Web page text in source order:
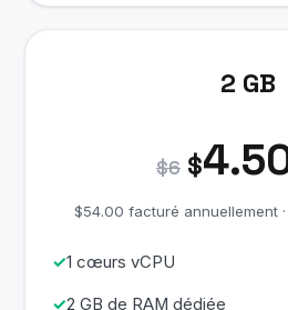
2 GB
$6 $
$54.00 facturé annuellement ·
1 cœurs vCPU
2 GB de RAM dédiée